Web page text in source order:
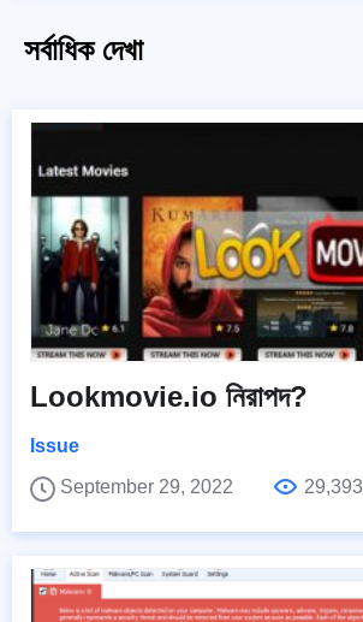
সর্বাধিক দেখা
Lookmovie.io নিরাপদ?
Issue
September 29, 2022
29,393